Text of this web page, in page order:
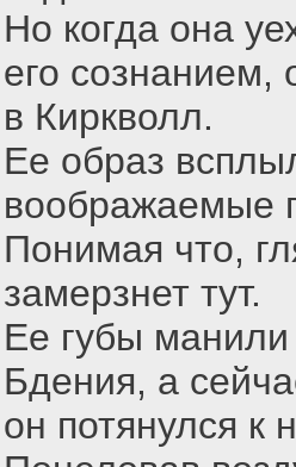
Но когда она
его сознанием,
в Киркволл.
Ее образ
воображаемые
Понимая что,
замерзнет тут.
Ее губы
Бдения, а
он потянулся к